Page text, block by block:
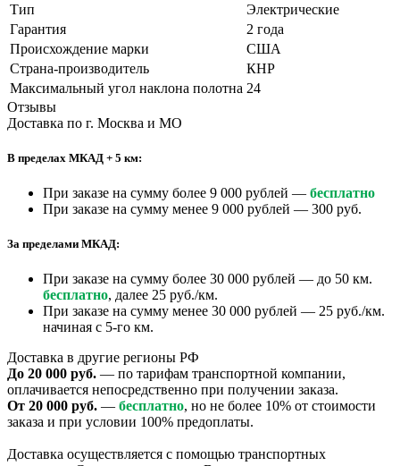
Тип
Электрические
Гарантия
2 года
Происхождение марки
США
Страна-производитель
КНР
Максимальный угол наклона полотна 24
Отзывы
Доставка по г. Москва и МО
В пределах МКАД + 5 км:
При заказе на сумму более 9 000 рублей — бесплатно
При заказе на сумму менее 9 000 рублей — 300 руб.
За пределами МКАД:
При заказе на сумму более 30 000 рублей — до 50 км.
бесплатно, далее 25 руб./км.
При заказе на сумму менее 30 000 рублей — 25 руб./км.
начиная с 5-го км.
Доставка в другие регионы РФ
До 20 000 руб. — по тарифам транспортной компании,
оплачивается непосредственно при получении заказа.
От 20 000 руб. — бесплатно, но не более 10% от стоимости
заказа и при условии 100% предоплаты.
Доставка осуществляется с помощью транспортных